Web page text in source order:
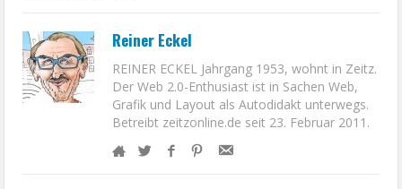
Reiner Eckel
REINER ECKEL Jahrgang 1953, wohnt in Zeitz.
Der Web 2.0-Enthusiast ist in Sachen Web,
Grafik und Layout als Autodidakt unterwegs.
Betreibt zeitzonline.de seit 23. Februar 2011.